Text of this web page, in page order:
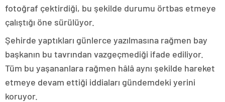
fotoğraf çektirdiği, bu şekilde durumu örtbas etmeye
çalıştığı öne sürülüyor.
Şehirde yaptıkları günlerce yazılmasına rağmen bay
başkanın bu tavrından vazgeçmediği ifade ediliyor.
Tüm bu yaşananlara rağmen hâlâ aynı şekilde hareket
etmeye devam ettiği iddiaları gündemdeki yerini
koruyor.